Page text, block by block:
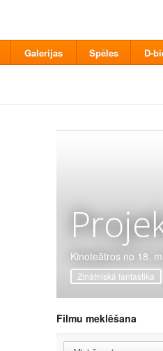
Galerijas Spēles D-
Kinoteātros no 18.
Zinātniskā fantastika
Filmu meklēšana